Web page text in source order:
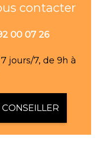
contacter
00 07 26
jours/7, de 9h à